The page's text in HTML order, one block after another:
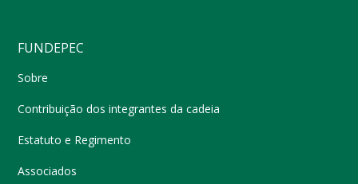
FUNDEPEC
Sobre
Contribuição dos integrantes da cadeia
Estatuto e Regimento
Associados